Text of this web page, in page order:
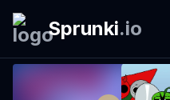
Sprunki.io